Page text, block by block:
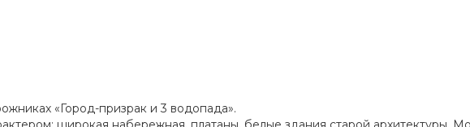
«Город-призрак и 3 водопада».